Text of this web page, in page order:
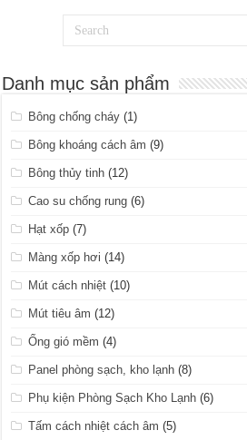
Danh mục sản phẩm
Bông chống cháy (1)
Bông khoáng cách âm (9)
Bông thủy tinh (12)
Cao su chống rung (6)
Hạt xốp (7)
Màng xốp hơi (14)
Mút cách nhiệt (10)
Mút tiêu âm (12)
Ống gió mềm (4)
Panel phòng sạch, kho lạnh (8)
Phụ kiện Phòng Sạch Kho Lạnh (6)
Tấm cách nhiệt cách âm (5)